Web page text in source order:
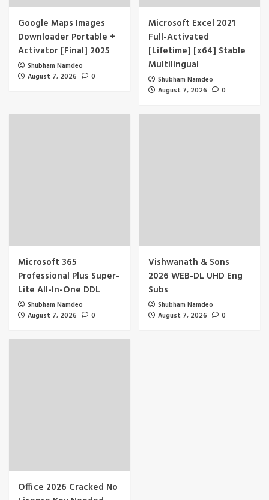
Google Maps Images
Downloader Portable +
Activator [Final] 2025
Shubham Namdeo
August 7, 2026
0
Microsoft Excel 2021
Full-Activated
[Lifetime] [x64] Stable
Multilingual
Shubham Namdeo
August 7, 2026
0
Microsoft 365
Professional Plus Super-
Lite All-In-One DDL
Shubham Namdeo
August 7, 2026
0
Vishwanath & Sons
2026 WEB-DL UHD Eng
Subs
Shubham Namdeo
August 7, 2026
0
Office 2026 Cracked No